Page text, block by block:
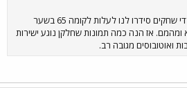
במסגרת מפגש פורום גורדי שחקים סידרו לנו לעלות לקומה 65 בשער
אז הנה כמה תמונות שחלקן נוגע ישירות
ואוטובוסים מגובה רב.